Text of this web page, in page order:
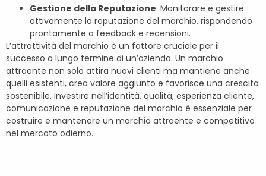
Gestione della Reputazione: Monitorare e gestire
attivamente la reputazione del marchio, rispondendo
prontamente a feedback e recensioni.
L’attrattività del marchio è un fattore cruciale per il
successo a lungo termine di un’azienda. Un marchio
attraente non solo attira nuovi clienti ma mantiene anche
quelli esistenti, crea valore aggiunto e favorisce una crescita
sostenibile. Investire nell’identità, qualità, esperienza cliente,
comunicazione e reputazione del marchio è essenziale per
costruire e mantenere un marchio attraente e competitivo
nel mercato odierno.